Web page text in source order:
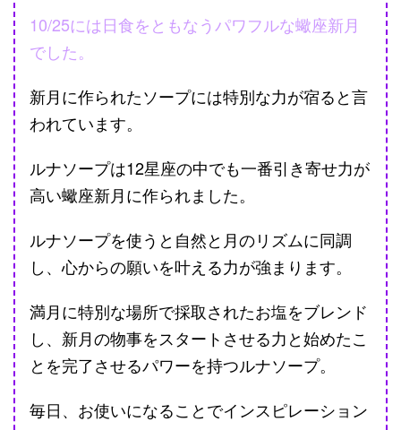
10/25には日食をともなうパワフルな蠍座新月
でした。
新月に作られたソープには特別な力が宿ると言
われています。
ルナソープは12星座の中でも一番引き寄せ力が
高い蠍座新月に作られました。
ルナソープを使うと自然と月のリズムに同調
し、心からの願いを叶える力が強まります。
満月に特別な場所で採取されたお塩をブレンド
し、新月の物事をスタートさせる力と始めたこ
とを完了させるパワーを持つルナソープ。
毎日、お使いになることでインスピレーション